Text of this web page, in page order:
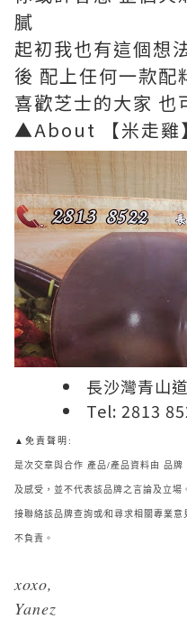
膩
起初我也有這個想
後 配上任何一款配
喜歡芝士的大家 也
▲About 【米走雞】
長沙灣青山
Tel: 2813
▲免責聲明:
是次交章與合作 產品/產品資料由 品
及感受，並不代表該品牌之言論及立
接聯絡該品牌查詢或∕和尋求相關專業
不負責。
xoxo,
Yanez